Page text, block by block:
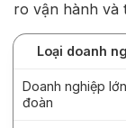
ro vận hành và
Loại doanh
Doanh nghiệp
đoàn